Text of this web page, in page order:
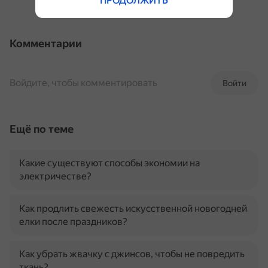
Комментарии
Войти
Войдите, чтобы комментировать
Ещё по теме
Какие существуют способы экономии на
электричестве?
Как продлить свежесть искусственной новогодней
елки после праздников?
Как убрать жвачку с джинсов, чтобы не повредить